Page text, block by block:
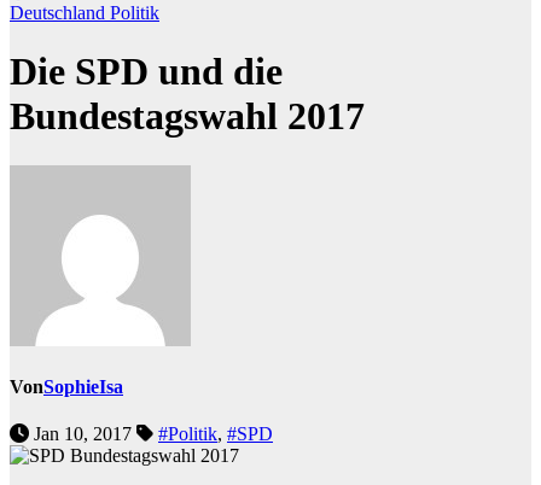
Deutschland Politik
Die SPD und die
Bundestagswahl 2017
VonSophieIsa
Jan 10, 2017 #Politik, #SPD